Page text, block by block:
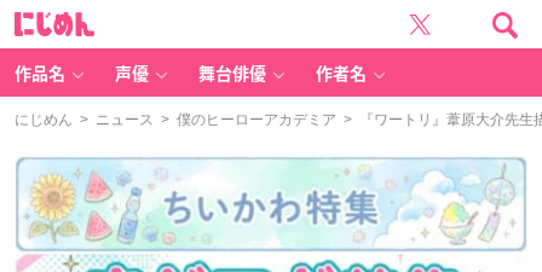
作品名 声優 舞台俳優 作者名
にじめん > ニュース > 僕のヒーローアカデミア > 『ワートリ』葦原大介先生